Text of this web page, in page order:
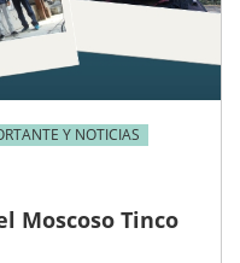
Y NOTICIAS
Moscoso Tinco